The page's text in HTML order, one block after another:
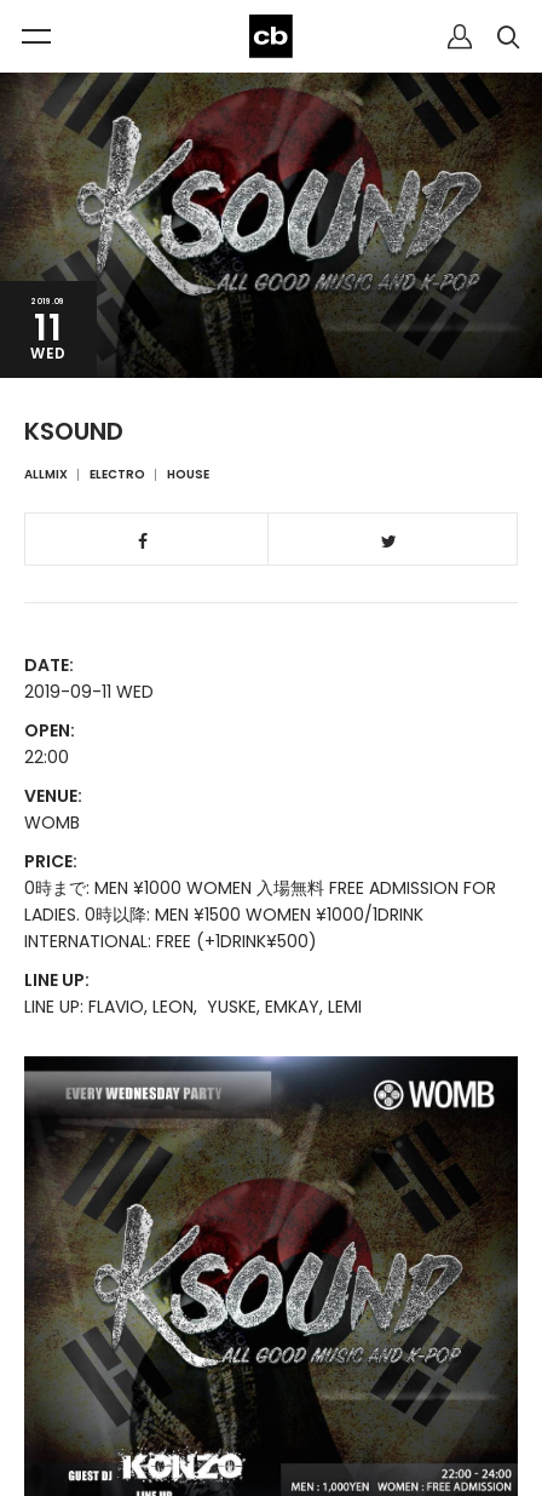
2019.09
11
WED
KSOUND
ALLMIX ELECTRO HOUSE
DATE:
2019-09-11 WED
OPEN:
22:00
VENUE:
WOMB
PRICE:
0時まで: MEN ¥1000 WOMEN 入場無料 FREE ADMISSION FOR
LADIES. 0時以降: MEN ¥1500 WOMEN ¥1000/1DRINK
INTERNATIONAL: FREE (+1DRINK¥500)
LINE UP:
LINE UP: FLAVIO, LEON, YUSKE, EMKAY, LEMI